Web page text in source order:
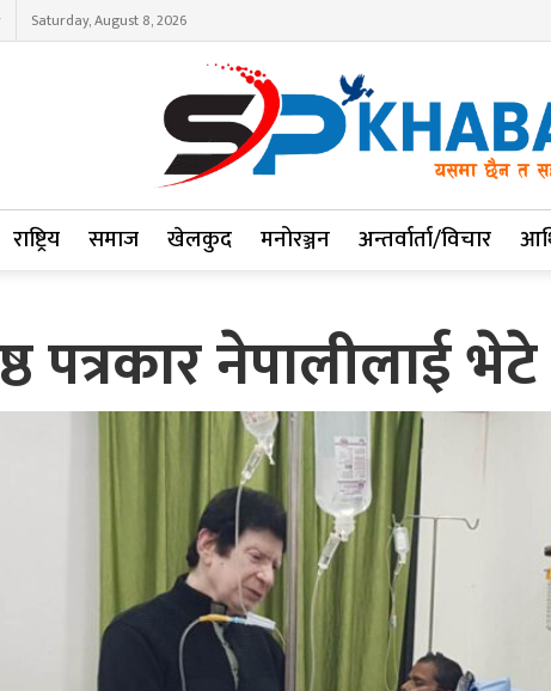
Saturday, August 8, 2026
राष्ट्रिय समाज खेलकुद मनोरञ्जन अन्तर्वार्ता/विचार
पत्रकार नेपालीलाई